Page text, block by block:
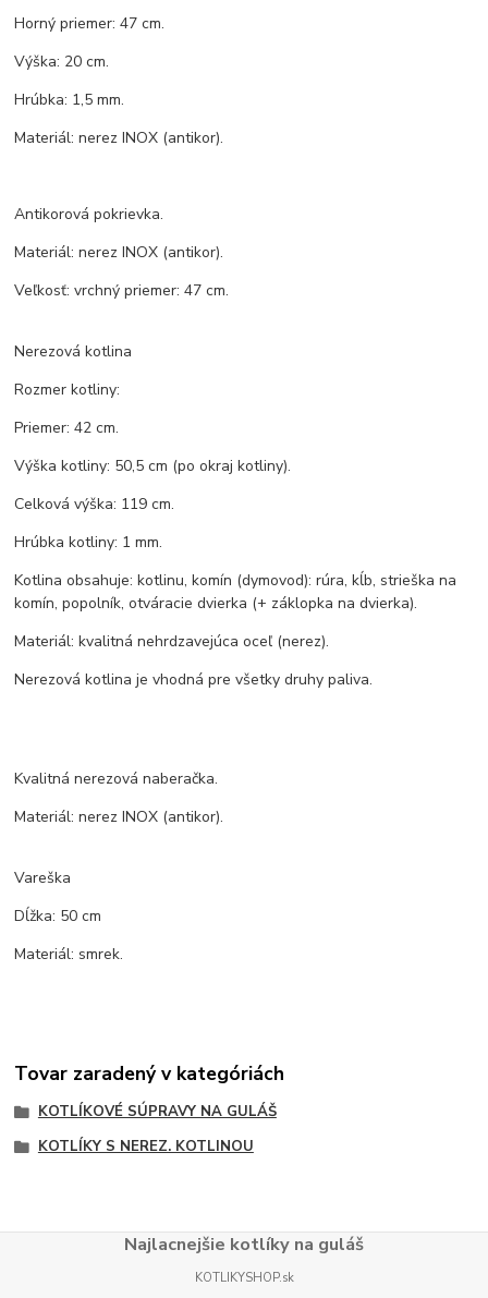
Horný priemer: 47 cm.
Výška: 20 cm.
Hrúbka: 1,5 mm.
Materiál: nerez INOX (antikor).
Antikorová pokrievka.
Materiál: nerez INOX (antikor).
Veľkosť: vrchný priemer: 47 cm.
Nerezová kotlina
Rozmer kotliny:
Priemer: 42 cm.
Výška kotliny: 50,5 cm (po okraj kotliny).
Celková výška: 119 cm.
Hrúbka kotliny: 1 mm.
Kotlina obsahuje: kotlinu, komín (dymovod): rúra, kĺb, strieška na
komín, popolník, otváracie dvierka (+ záklopka na dvierka).
Materiál: kvalitná nehrdzavejúca oceľ (nerez).
Nerezová kotlina je vhodná pre všetky druhy paliva.
Kvalitná nerezová naberačka.
Materiál: nerez INOX (antikor).
Vareška
Dĺžka: 50 cm
Materiál: smrek.
Tovar zaradený v kategóriách
KOTLÍKOVÉ SÚPRAVY NA GULÁŠ
KOTLÍKY S NEREZ. KOTLINOU
Najlacnejšie kotlíky na guláš
KOTLIKYSHOP.sk